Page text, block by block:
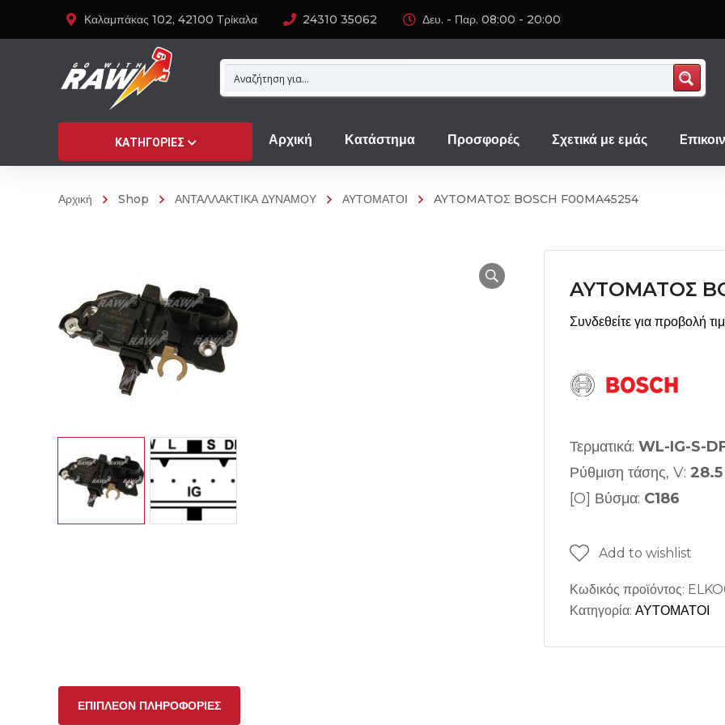
Καλαμπάκας 102, 42100 Τρίκαλα 24310 35062 Δευ. - Παρ. 08:00 - 20:00
ΚΑΤΗΓΟΡΊΕΣ Αρχική Κατάστημα Προσφορές Σχετικά με εμάς
Αρχική Shop ΑΝΤΑΛΛΑΚΤΙΚΑ ΔΥΝΑΜΟΥ ΑΥΤΟΜΑΤΟΙ AYTOMATOΣ BOSCH F00MA45254
AYTOMATOΣ
Συνδεθείτε για προβολή
Τερματικά: WL-IG-S-
Ρύθμιση τάσης, V: 28.5
[O] Βύσμα: C186
Add to wishlist
Κωδικός προϊόντος:
Κατηγορία: ΑΥΤΟΜΑΤΟΙ
ΕΠΙΠΛΈΟΝ ΠΛΗΡΟΦΟΡΊΕΣ